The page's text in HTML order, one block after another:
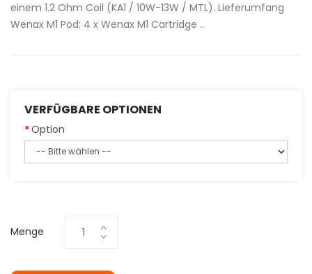
einem 1.2 Ohm Coil (KA1 / 10W-13W / MTL). Lieferumfang
Wenax M1 Pod: 4 x Wenax M1 Cartridge ..
VERFÜGBARE OPTIONEN
Option
Menge